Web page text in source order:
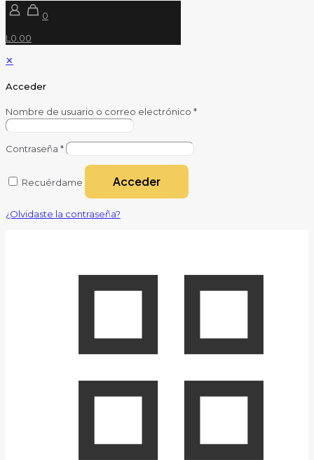
0
L0.00
✕
Acceder
Nombre de usuario o correo electrónico *
Contraseña *
Recuérdame Acceder
¿Olvidaste la contraseña?